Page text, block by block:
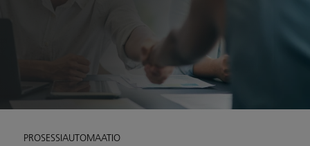
PROSESSIAUTOMAATIO